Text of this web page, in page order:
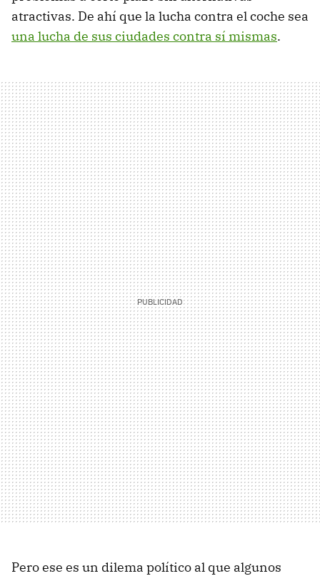
atractivas. De ahí que la lucha contra el coche sea
una lucha de sus ciudades contra sí mismas.
Pero ese es un dilema político al que algunos